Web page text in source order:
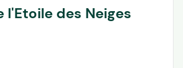
l'Etoile des Neiges